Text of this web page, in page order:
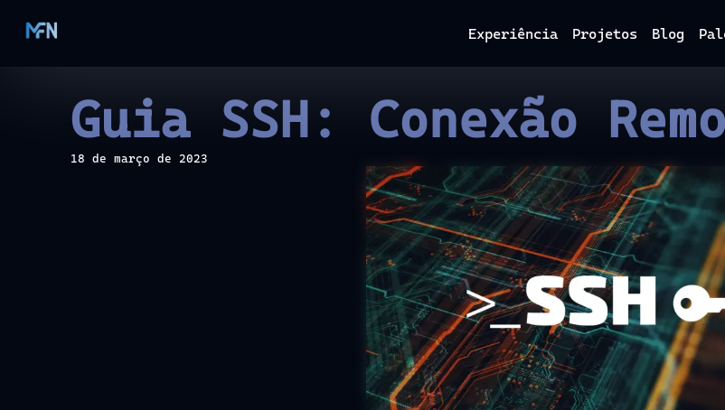
Experiência Projetos Blog
Guia SSH: Conexão
18 de março de 2023